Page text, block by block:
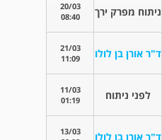
ניתוח מפרק ירך
20/03
08:40
ד"ר אורן בן לולו
21/03
11:09
לפני ניתוח
11/03
01:19
ד"ר אורן בן לולו
13/03